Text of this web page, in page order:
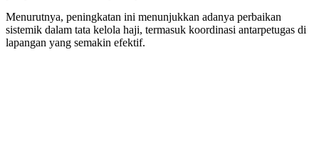
Menurutnya, peningkatan ini menunjukkan adanya perbaikan
sistemik dalam tata kelola haji, termasuk koordinasi antarpetugas di
lapangan yang semakin efektif.